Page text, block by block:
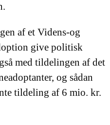
af et Videns-og
give politisk
med tildelingen af det
og sådan
tildeling af 6 mio. kr.